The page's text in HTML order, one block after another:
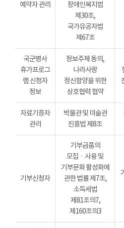
예약자 관리
장애인복지법
제30조,
국가유공자법
제67조
국군병사
휴가프로그
램 신청자
정보
정보주체 동의,
나라사랑
정신함양을 위한
상호협력 협약
자료기증자
관리
박물관 및 미술관
진흥법 제8조
기부신청자
기부금품의
모집ㆍ사용 및
기부문화 활성화에
관한 법률 제7조,
소득세법
제81조의7,
제160조의3